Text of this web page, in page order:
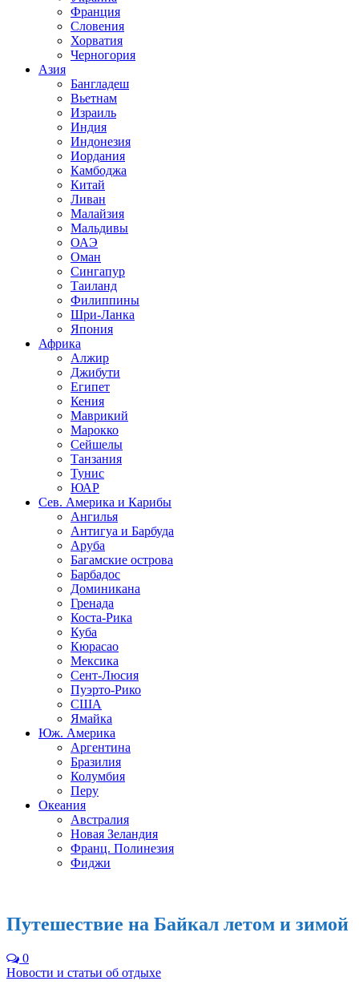
Франция
Словения
Хорватия
Черногория
Азия
Бангладеш
Вьетнам
Израиль
Индия
Индонезия
Иордания
Камбоджа
Китай
Ливан
Малайзия
Мальдивы
ОАЭ
Оман
Сингапур
Таиланд
Филиппины
Шри-Ланка
Япония
Африка
Алжир
Джибути
Египет
Кения
Маврикий
Марокко
Сейшелы
Танзания
Тунис
ЮАР
Сев. Америка и Карибы
Ангилья
Антигуа и Барбуда
Аруба
Багамские острова
Барбадос
Доминикана
Гренада
Коста-Рика
Куба
Кюрасао
Мексика
Сент-Люсия
Пуэрто-Рико
США
Ямайка
Юж. Америка
Аргентина
Бразилия
Колумбия
Перу
Океания
Австралия
Новая Зеландия
Франц. Полинезия
Фиджи
Путешествие на Байкал летом и зимой
0
Новости и статьи об отдыхе